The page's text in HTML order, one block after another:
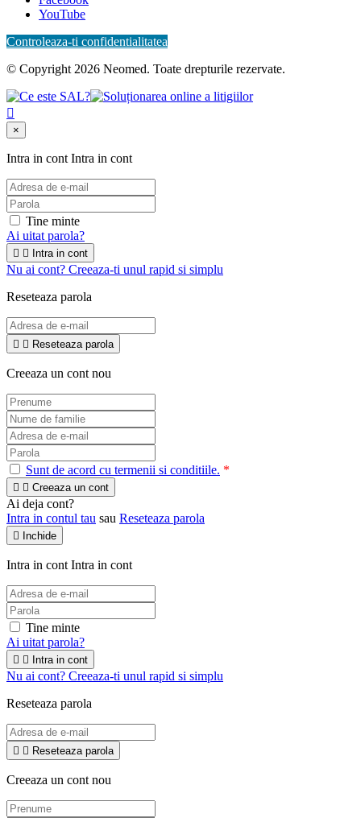
YouTube
Controleaza-ti confidentialitatea
© Copyright 2026 Neomed. Toate drepturile rezervate.

×
Intra in cont Intra in cont
Tine minte
Ai uitat parola?
  Intra in cont
Nu ai cont? Creeaza-ti unul rapid si simplu
Reseteaza parola
  Reseteaza parola
Creeaza un cont nou
Sunt de acord cu termenii si conditiile. *
  Creeaza un cont
Ai deja cont?
Intra in contul tau sau Reseteaza parola
 Inchide
Intra in cont Intra in cont
Tine minte
Ai uitat parola?
  Intra in cont
Nu ai cont? Creeaza-ti unul rapid si simplu
Reseteaza parola
  Reseteaza parola
Creeaza un cont nou